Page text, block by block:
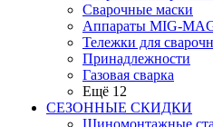
Сварочные маски
Аппараты MIG-
Тележки для
Принадлежности
Газовая сварка
Ещё 12
СЕЗОННЫЕ СКИДКИ
Шиномонтажные